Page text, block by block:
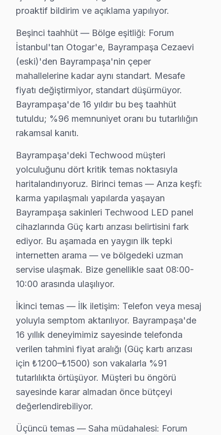
1.Güç Kaynağını Kontrol Edin:İlk olarak, TV'nizin
2.Uzaktan Kumandayı Gözden Geçirin:Bazen sorun,
3.Bağlantıları Gözden Geçirin:televizyon'nizin HDMI
4.Ekranda Beliren Hataları Not Edin:
5.Açık ve Kapalı Modlarını Test Edin:ekran'nizi açıp
Bayrampaşa ilçesi, İstanbul'un merkezi bir
Özellikle son birkaç yıl içinde, 40 inç Techwood X1
Bayrampaşa Mahallelerinde Techwood Servis
Bayrampaşa bölgesinde Techwood ekran'ler ile ilgili
1.Ekran Görüntüsünün Kaybolması:Bu sorun,
Ses Problemleri:
Sesin gelmemesi veya ses
3.Güç Kartı Arızası:ekran'nin hiç açılmaması veya
4.Yazılım Sorunları:Yazılım güncellemelerinin
5.Backlight Arızası:Ekranda kararma durumu,
Yukarıda belirtilen sorunlar, Techwood
Bayrampaşa'de Techwood Servis Seçerken
Altıntepsi'de Techwood TV Servisi
Altıntepsi Mahallesi, genellikle eski binalarla
Cevatpaşa'da Techwood TV Servisi
Cevatpaşa Mahallesi, yeni yapıların yanı sıra bazı
İsmetpaşa'da Techwood TV Servisi
İsmetpaşa Mahallesi'nin genelinde yer alan eski
Kartaltepe'de Techwood TV Servisi
proaktif bildirim ve açıklama yapılıyor.
Beşinci taahhüt — Bölge eşitliği: Forum
İstanbul'tan Otogar'e, Bayrampaşa Cezaevi
(eski)'den Bayrampaşa'nin çeper
mahallelerine kadar aynı standart. Mesafe
fiyatı değiştirmiyor, standart düşürmüyor.
Bayrampaşa'de 16 yıldır bu beş taahhüt
tutuldu; %96 memnuniyet oranı bu tutarlılığın
rakamsal kanıtı.
Bayrampaşa'deki Techwood müşteri
yolculuğunu dört kritik temas noktasıyla
haritalandırıyoruz. Birinci temas — Arıza keşfi:
karma yapılaşmalı yapılarda yaşayan
Bayrampaşa sakinleri Techwood LED panel
cihazlarında Güç kartı arızası belirtisini fark
ediyor. Bu aşamada en yaygın ilk tepki
internetten arama — ve bölgedeki uzman
servise ulaşmak. Bize genellikle saat 08:00-
10:00 arasında ulaşılıyor.
İkinci temas — İlk iletişim: Telefon veya mesaj
yoluyla semptom aktarılıyor. Bayrampaşa'de
16 yıllık deneyimimiz sayesinde telefonda
verilen tahmini fiyat aralığı (Güç kartı arızası
için ₺1200–₺1500) son vakalarla %91
tutarlılıkta örtüşüyor. Müşteri bu öngörü
sayesinde karar almadan önce bütçeyi
değerlendirebiliyor.
Üçüncü temas — Saha müdahalesi: Forum